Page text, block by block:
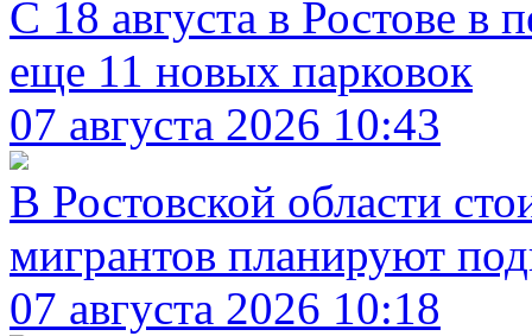
С 18 августа в Ростове в
еще 11 новых парковок
07 августа 2026 10:43
В Ростовской области
мигрантов планируют
07 августа 2026 10:18